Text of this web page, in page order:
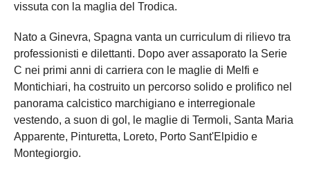
vissuta con la maglia del Trodica.
Nato a Ginevra, Spagna vanta un curriculum di rilievo tra
professionisti e dilettanti. Dopo aver assaporato la Serie
C nei primi anni di carriera con le maglie di Melfi e
Montichiari, ha costruito un percorso solido e prolifico nel
panorama calcistico marchigiano e interregionale
vestendo, a suon di gol, le maglie di Termoli, Santa Maria
Apparente, Pinturetta, Loreto, Porto Sant'Elpidio e
Montegiorgio.